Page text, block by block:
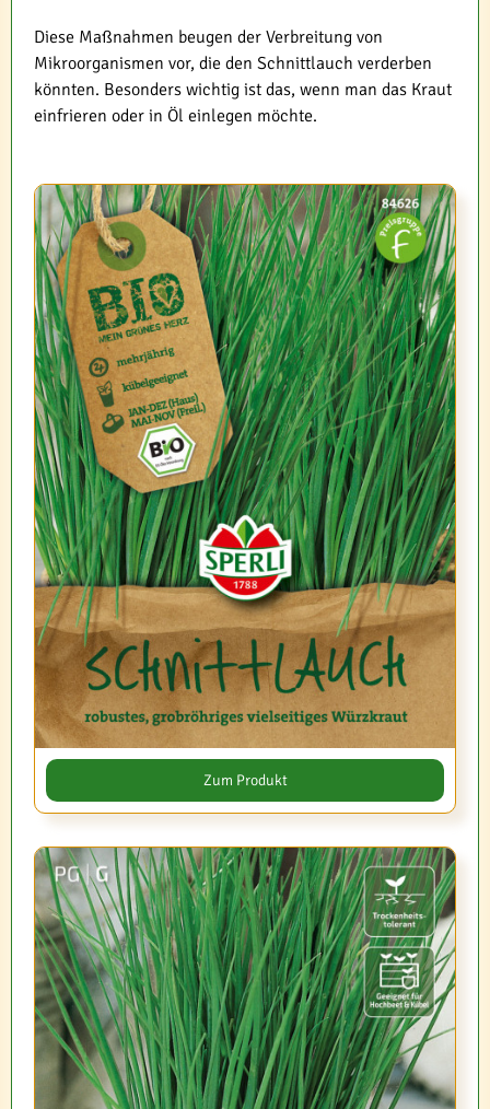
Diese Maßnahmen beugen der Verbreitung von
Mikroorganismen vor, die den Schnittlauch verderben
könnten. Besonders wichtig ist das, wenn man das Kraut
einfrieren oder in Öl einlegen möchte.
Zum Produkt